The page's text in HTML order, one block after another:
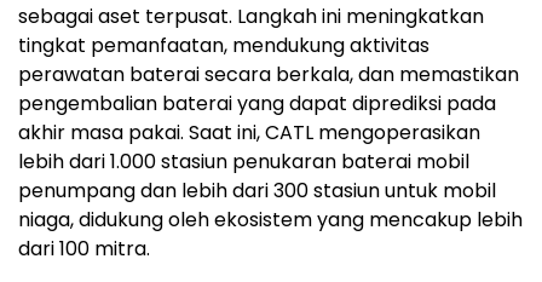
sebagai aset terpusat. Langkah ini meningkatkan
tingkat pemanfaatan, mendukung aktivitas
perawatan baterai secara berkala, dan memastikan
pengembalian baterai yang dapat diprediksi pada
akhir masa pakai. Saat ini, CATL mengoperasikan
lebih dari 1.000 stasiun penukaran baterai mobil
penumpang dan lebih dari 300 stasiun untuk mobil
niaga, didukung oleh ekosistem yang mencakup lebih
dari 100 mitra.